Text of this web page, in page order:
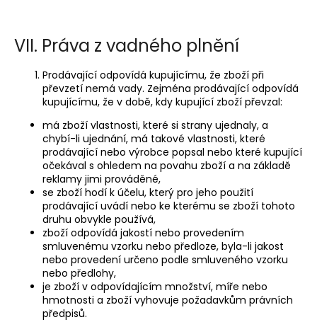
VII. Práva z vadného plnění
Prodávající odpovídá kupujícímu, že zboží při
převzetí nemá vady. Zejména prodávající odpovídá
kupujícímu, že v době, kdy kupující zboží převzal:
má zboží vlastnosti, které si strany ujednaly, a
chybí-li ujednání, má takové vlastnosti, které
prodávající nebo výrobce popsal nebo které kupující
očekával s ohledem na povahu zboží a na základě
reklamy jimi prováděné,
se zboží hodí k účelu, který pro jeho použití
prodávající uvádí nebo ke kterému se zboží tohoto
druhu obvykle používá,
zboží odpovídá jakostí nebo provedením
smluvenému vzorku nebo předloze, byla-li jakost
nebo provedení určeno podle smluveného vzorku
nebo předlohy,
je zboží v odpovídajícím množství, míře nebo
hmotnosti a zboží vyhovuje požadavkům právních
předpisů.